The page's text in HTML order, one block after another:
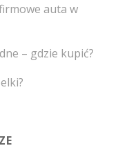
auta w
– gdzie kupić?